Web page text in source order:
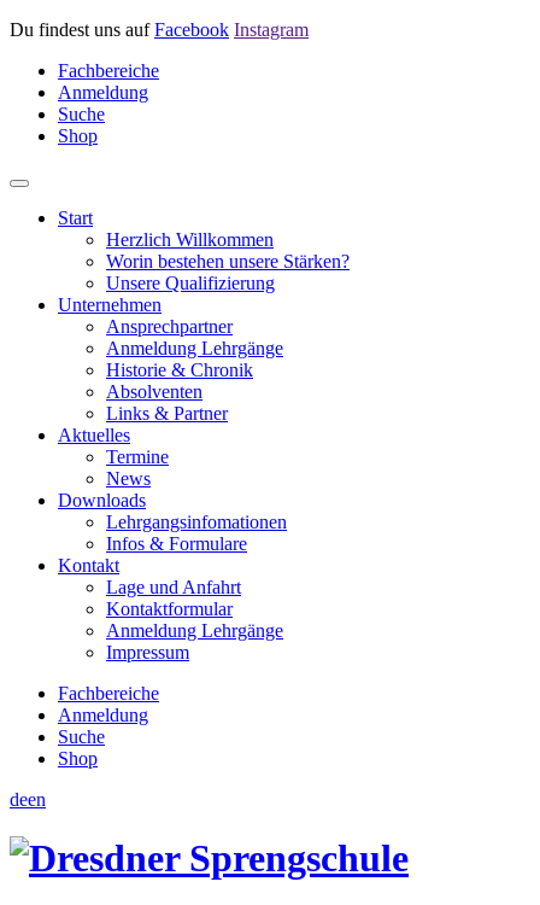
Du findest uns aufFacebook Instagram
Fachbereiche
Anmeldung
Suche
Shop
Start
Herzlich Willkommen
Worin bestehen unsere Stärken?
Unsere Qualifizierung
Unternehmen
Ansprechpartner
Anmeldung Lehrgänge
Historie & Chronik
Absolventen
Links & Partner
Aktuelles
Termine
News
Downloads
Lehrgangsinfomationen
Infos & Formulare
Kontakt
Lage und Anfahrt
Kontaktformular
Anmeldung Lehrgänge
Impressum
Fachbereiche
Anmeldung
Suche
Shop
deen